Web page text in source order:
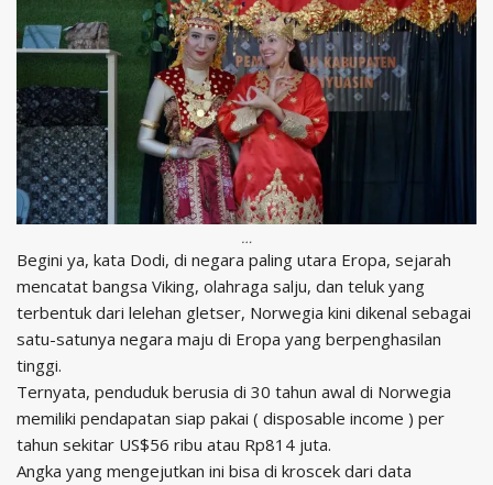
…
Begini ya, kata Dodi, di negara paling utara Eropa, sejarah
mencatat bangsa Viking, olahraga salju, dan teluk yang
terbentuk dari lelehan gletser, Norwegia kini dikenal sebagai
satu-satunya negara maju di Eropa yang berpenghasilan
tinggi.
Ternyata, penduduk berusia di 30 tahun awal di Norwegia
memiliki pendapatan siap pakai ( disposable income ) per
tahun sekitar US$56 ribu atau Rp814 juta.
Angka yang mengejutkan ini bisa di kroscek dari data